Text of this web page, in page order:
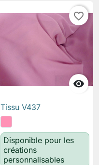

favorite_border
Tissu V437
Disponible pour les
créations
personnalisables